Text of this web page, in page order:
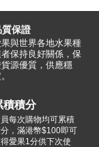
質保證
與世界各地水果種
保持良好關係，保
源優質，供應穩
積積分
每次購物均可累積
，滿港幣$100即可
愛果1分供下次使